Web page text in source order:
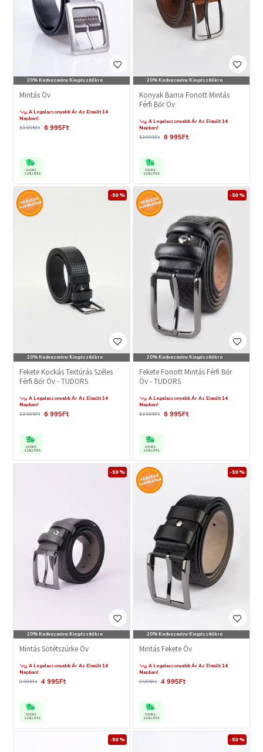
20% Kedvezmény Kiegészítőkre
Mintás Öv
A Legalacsonyabb Ár Az Elmúlt 14
Napban!
6 995Ft
13 995Ft
GYORS
SZÁLLÍTÁS
20% Kedvezmény Kiegészítőkre
Konyak Barna Fonott Mintás
Férfi Bőr Öv
A Legalacsonyabb Ár Az Elmúlt 14
Napban!
6 995Ft
13 995Ft
GYORS
SZÁLLÍTÁS
20% Kedvezmény Kiegészítőkre
-50 %
Fekete Kockás Textúrás Széles
Férfi Bőr Öv - TUDORS
A Legalacsonyabb Ár Az Elmúlt 14
Napban!
6 995Ft
13 995Ft
GYORS
SZÁLLÍTÁS
20% Kedvezmény Kiegészítőkre
-50 %
Fekete Fonott Mintás Férfi Bőr
Öv - TUDORS
A Legalacsonyabb Ár Az Elmúlt 14
Napban!
6 995Ft
13 995Ft
GYORS
SZÁLLÍTÁS
20% Kedvezmény Kiegészítőkre
-50 %
Mintás Sötétszürke Öv
A Legalacsonyabb Ár Az Elmúlt 14
Napban!
4 995Ft
9 995Ft
GYORS
SZÁLLÍTÁS
20% Kedvezmény Kiegészítőkre
-50 %
Mintás Fekete Öv
A Legalacsonyabb Ár Az Elmúlt 14
Napban!
4 995Ft
9 995Ft
GYORS
SZÁLLÍTÁS
-50 % -50 %